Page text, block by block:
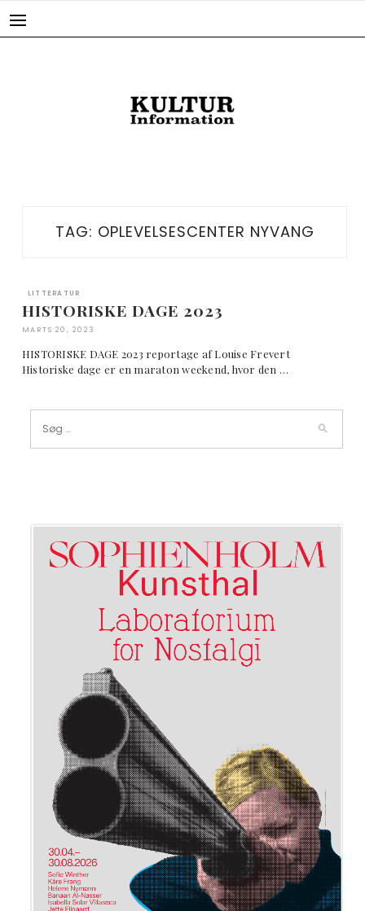
TAG: OPLEVELSESCENTER NYVANG
LITTERATUR
HISTORISKE DAGE 2023
MARTS 20, 2023
HISTORISKE DAGE 2023 reportage af Louise Frevert
Historiske dage er en maraton weekend, hvor den …